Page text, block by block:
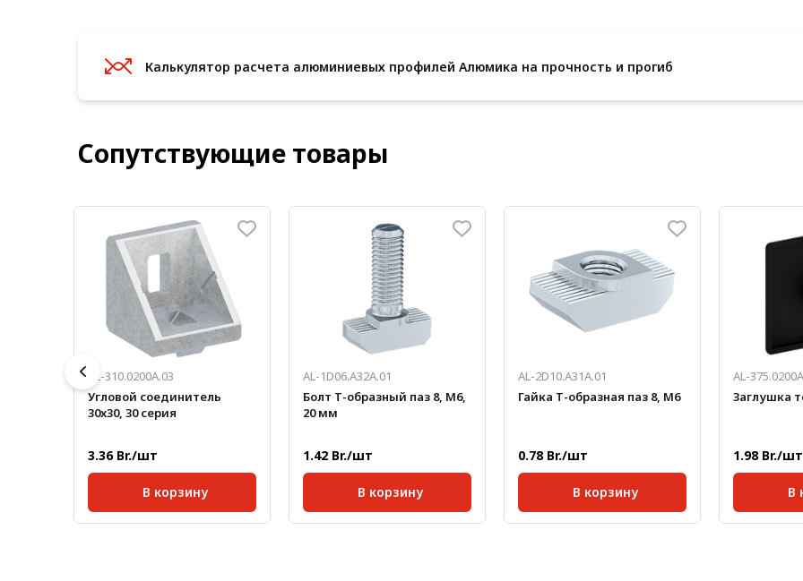
Калькулятор расчета алюминиевых профилей Алюмика на прочность и прогиб
Сопутствующие товары
AL-310.0200A.03
Угловой соединитель
30x30, 30 серия
3.36 Br./шт
В корзину
AL-1D06.A32A.01
Болт Т-образный паз 8, М6,
20 мм
1.42 Br./шт
В корзину
AL-2D10.A31A.01
Гайка Т-образная паз 8, М6
0.78 Br./шт
В корзину
AL-
Заглушка
1.98 Br./шт
В